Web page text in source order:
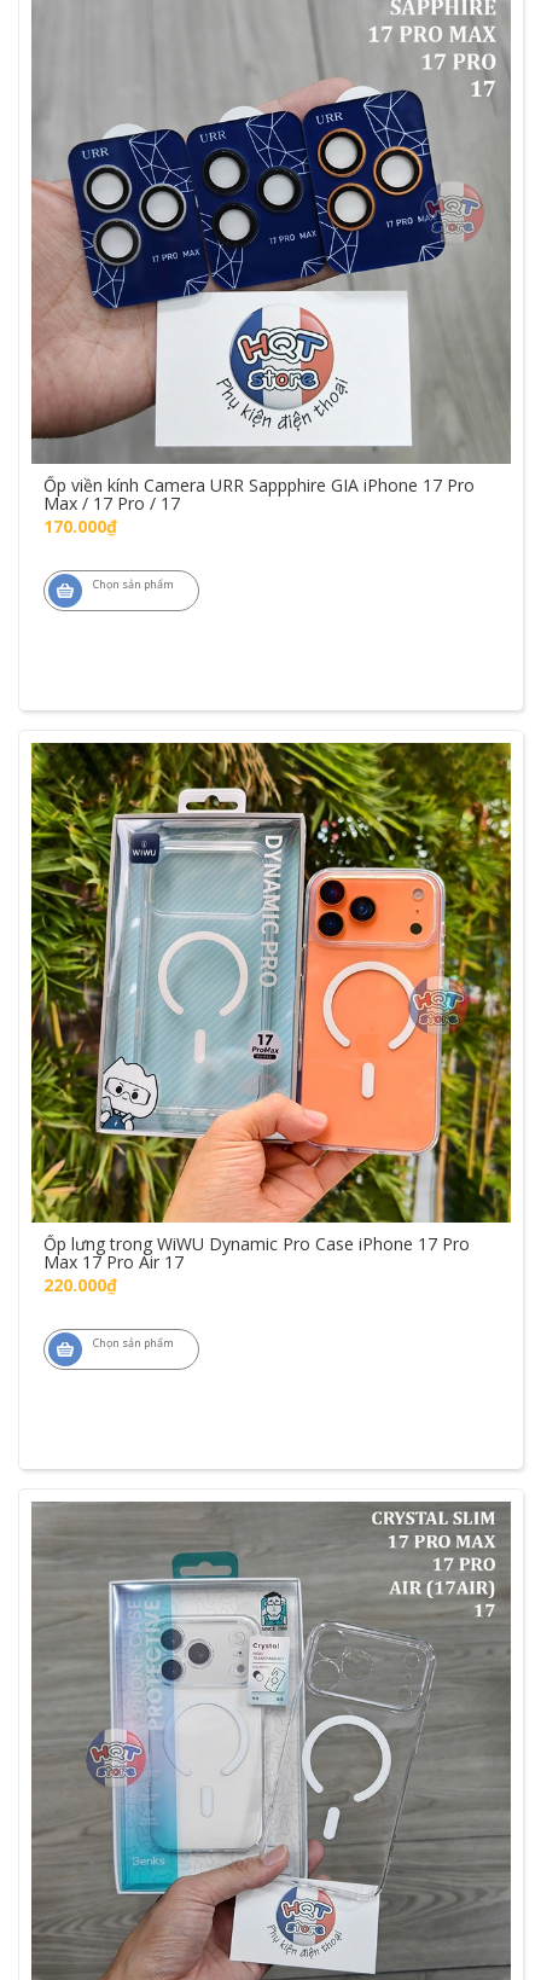
Ốp viền kính Camera URR Sappphire GIA iPhone 17 Pro
Max / 17 Pro / 17
170.000₫
Chọn sản phẩm
Ốp lưng trong WiWU Dynamic Pro Case iPhone 17 Pro
Max 17 Pro Air 17
220.000₫
Chọn sản phẩm